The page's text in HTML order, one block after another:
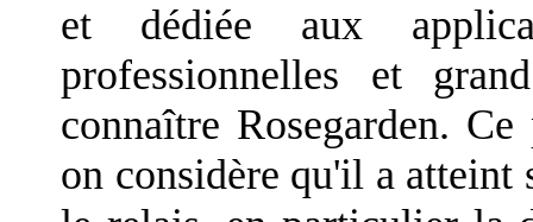
et dédiée aux
professionnelles et
connaître Rosegarden.
on considère qu'il a atteint